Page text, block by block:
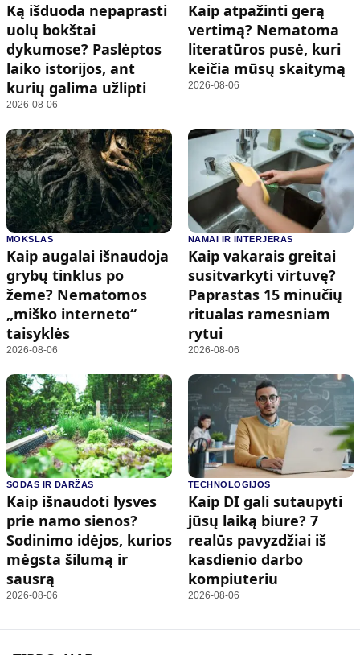
Ką išduoda nepaprasti
uolų bokštai
dykumose? Paslėptos
laiko istorijos, ant
kurių galima užlipti
2026-08-06
Kaip atpažinti gerą
vertimą? Nematoma
literatūros pusė, kuri
keičia mūsų skaitymą
2026-08-06
MOKSLAS
Kaip augalai išnaudoja
grybų tinklus po
žeme? Nematomos
„miško interneto“
taisyklės
2026-08-06
NAMAI IR INTERJERAS
Kaip vakarais greitai
susitvarkyti virtuvę?
Paprastas 15 minučių
ritualas ramesniam
rytui
2026-08-06
SODAS IR DARŽAS
Kaip išnaudoti lysves
prie namo sienos?
Sodinimo idėjos, kurios
mėgsta šilumą ir
sausrą
2026-08-06
TECHNOLOGIJOS
Kaip DI gali sutaupyti
jūsų laiką biure? 7
realūs pavyzdžiai iš
kasdienio darbo
kompiuteriu
2026-08-06